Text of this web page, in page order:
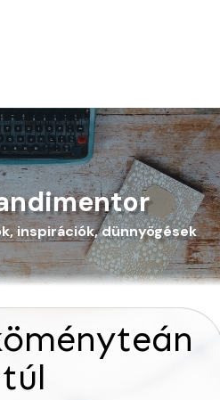
inspirációk, dünnyögések
túl